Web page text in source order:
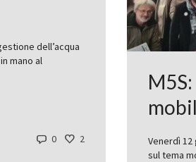
dell’acqua
mano al
0 2
Venerdì
sul tema